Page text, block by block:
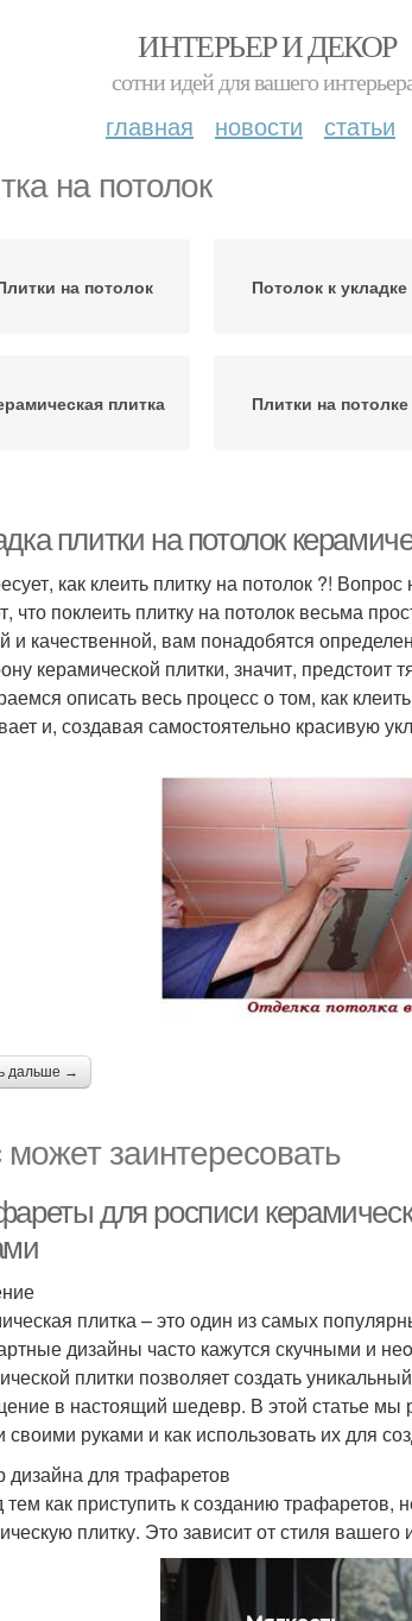
ИНТЕРЬЕР И ДЕКОР
сотни идей для вашего
главная новости статьи
на потолок
на потолок Потолок к укладке
плитка Плитки на потолке
плитки на потолок
как клеить плитку на потолок ?!
что поклеить плитку на потолок весьма
и качественной, вам понадобятся
керамической плитки, значит,
описать весь процесс о том, как
и, создавая самостоятельно красивую
дальше →
заинтересовать
для росписи
плитка – это один из самых
дизайны часто кажутся скучными и
плитки позволяет создать
в настоящий шедевр. В этой статье мы
своими руками и как использовать их для
дизайна для трафаретов
как приступить к созданию трафаретов,
плитку. Это зависит от стиля